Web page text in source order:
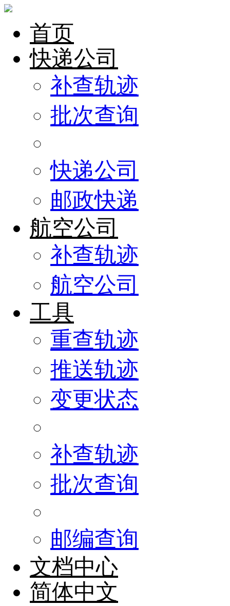
首页
快递公司
补查轨迹
批次查询
快递公司
邮政快递
航空公司
补查轨迹
航空公司
工具
重查轨迹
推送轨迹
变更状态
补查轨迹
批次查询
邮编查询
文档中心
简体中文